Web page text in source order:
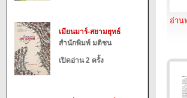
เมียนมาร์-สยามยุทธ์
สำนักพิมพ์ มติชน
เปิดอ่าน 2 ครั้ง
อ่าน